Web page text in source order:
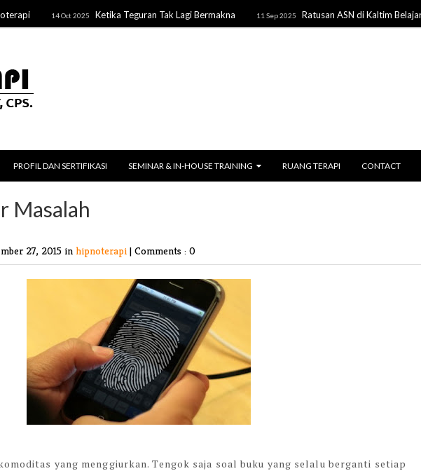
14 Oct 2025 Ketika Teguran Tak Lagi Bermakna 11 Sep 2025 Ratusan ASN di Kaltim Belajar
PROFIL DAN SERTIFIKASI SEMINAR & IN-HOUSE TRAINING RUANG TERAPI CONTACT
Masalah
27, 2015 in hipnoterapi | Comments : 0
yang menggiurkan. Tengok saja soal buku yang selalu berganti setiap